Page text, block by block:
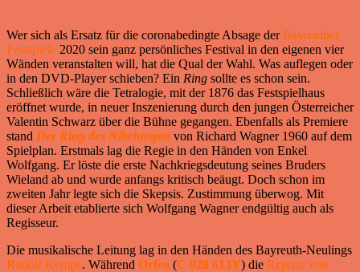
Wer sich als Ersatz für die coronabedingte Absage der Bayreuther
Festspiele 2020 sein ganz persönliches Festival in den eigenen vier
Wänden veranstalten will, hat die Qual der Wahl. Was auflegen oder
in den DVD-Player schieben? Ein Ring sollte es schon sein.
Schließlich wäre die Tetralogie, mit der 1876 das Festspielhaus
eröffnet wurde, in neuer Inszenierung durch den jungen Österreicher
Valentin Schwarz über die Bühne gegangen. Ebenfalls als Premiere
stand Der Ring des Nibelungen von Richard Wagner 1960 auf dem
Spielplan. Erstmals lag die Regie in den Händen von Enkel
Wolfgang. Er löste die erste Nachkriegsdeutung seines Bruders
Wieland ab und wurde anfangs kritisch beäugt. Doch schon im
zweiten Jahr legte sich die Skepsis. Zustimmung überwog. Mit
dieser Arbeit etablierte sich Wolfgang Wagner endgültig auch als
Regisseur.
Die musikalische Leitung lag in den Händen des Bayreuth-Neulings
Rudolf Kempe. Während Orfeo (C 928 613Y) die Reprise von